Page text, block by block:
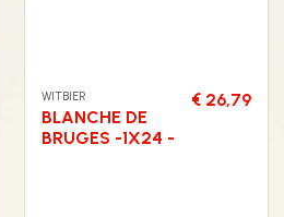
WITBIER
BLANCHE DE
BRUGES -1X24 -
€ 26,79